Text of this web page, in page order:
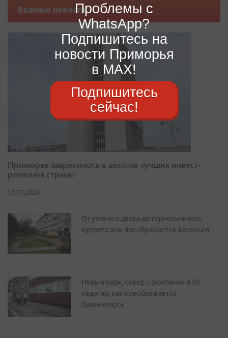
Важные новости
Приморье закрепилось в десятке лучших инвест-
регионов страны
17.07.2026
От уютного двора до горнолыжного
курорта: как преображается Арсеньев
Новый парк, сквер с фонтаном и 50
квартир: как преображается
Дальнегорск
Проблемы с
WhatsApp?
Подпишитесь на
новости Приморья
в MAX!
Подпишитесь
сейчас!